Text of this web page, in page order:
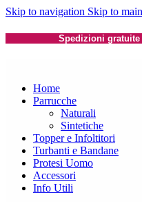
Skip to navigation Skip to
Spedizioni
Home
Parrucche
Naturali
Sintetiche
Topper e Infoltitori
Turbanti e Bandane
Protesi Uomo
Accessori
Info Utili